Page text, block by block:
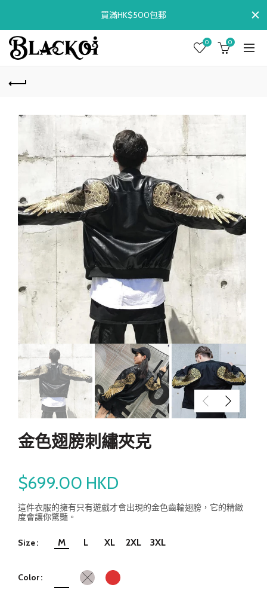
0 0
金色翅膀刺繡夾克
$699.00 HKD
這件衣服的擁有只有遊戲才會出現的金色齒輪翅膀，它的精緻
度會讓你驚豔。
Size M L XL 2XL 3XL
Color
買滿HK$500包郵